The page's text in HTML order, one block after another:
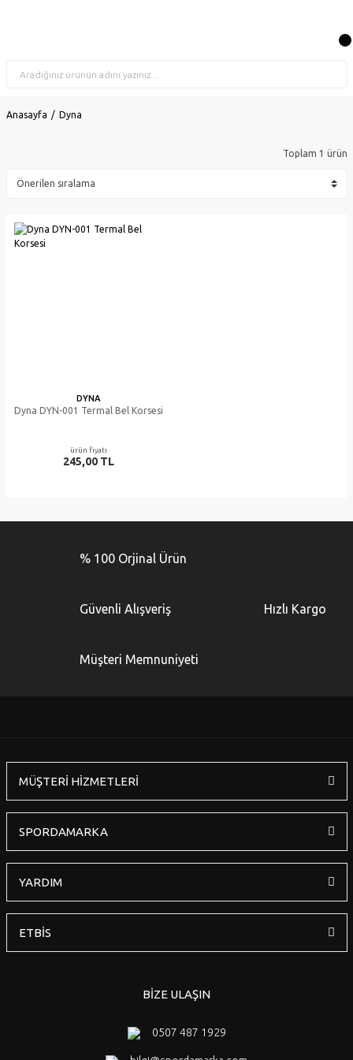
Anasayfa Dyna
Toplam 1 ürün
DYNA
Dyna DYN-001 Termal Bel Korsesi
ürün fiyatı
245,00 TL
% 100 Orjinal Ürün
Güvenli Alışveriş Hızlı Kargo
Müşteri Memnuniyeti
MÜŞTERİ HİZMETLERİ
SPORDAMARKA
YARDIM
ETBİS
BİZE ULAŞIN
0507 487 1929